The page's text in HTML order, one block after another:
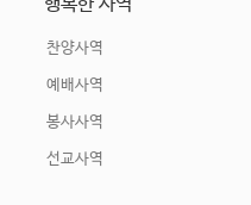
찬양사역
예배사역
봉사사역
선교사역